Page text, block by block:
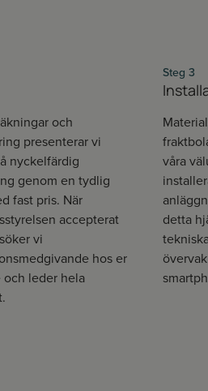
och
presenterar vi
nyckelfärdig
genom en tydlig
fast pris. När
accepterat
vi
hos er
och leder hela
Steg 3
våra
detta